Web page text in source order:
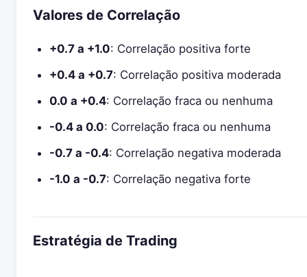
Valores de Correlação
+0.7 a +1.0: Correlação positiva forte
+0.4 a +0.7: Correlação positiva moderada
0.0 a +0.4: Correlação fraca ou nenhuma
-0.4 a 0.0: Correlação fraca ou nenhuma
-0.7 a -0.4: Correlação negativa moderada
-1.0 a -0.7: Correlação negativa forte
Estratégia de Trading